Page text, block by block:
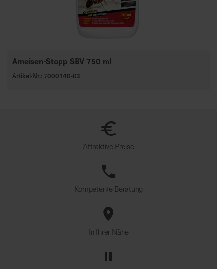
Ameisen-Stopp SBV 750 ml
Artikel-Nr.: 7000140-03
Attraktive Preise
Kompetente Beratung
In Ihrer Nähe